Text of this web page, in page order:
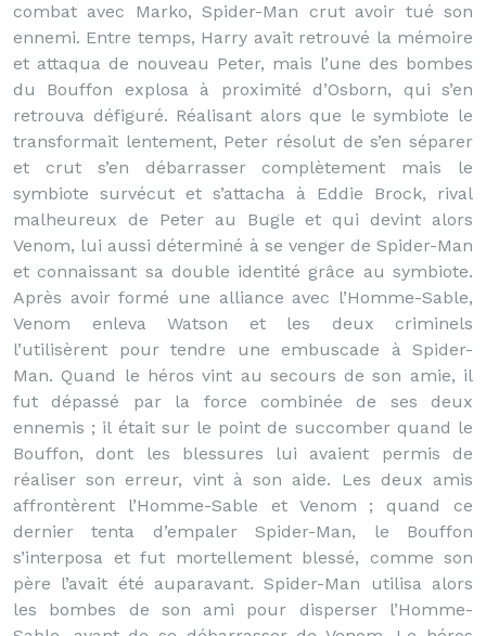
combat avec Marko, Spider-Man crut avoir tué son
ennemi. Entre temps, Harry avait retrouvé la mémoire
et attaqua de nouveau Peter, mais l’une des bombes
du Bouffon explosa à proximité d’Osborn, qui s’en
retrouva défiguré. Réalisant alors que le symbiote le
transformait lentement, Peter résolut de s’en séparer
et crut s’en débarrasser complètement mais le
symbiote survécut et s’attacha à Eddie Brock, rival
malheureux de Peter au Bugle et qui devint alors
Venom, lui aussi déterminé à se venger de Spider-Man
et connaissant sa double identité grâce au symbiote.
Après avoir formé une alliance avec l’Homme-Sable,
Venom enleva Watson et les deux criminels
l’utilisèrent pour tendre une embuscade à Spider-
Man. Quand le héros vint au secours de son amie, il
fut dépassé par la force combinée de ses deux
ennemis ; il était sur le point de succomber quand le
Bouffon, dont les blessures lui avaient permis de
réaliser son erreur, vint à son aide. Les deux amis
affrontèrent l’Homme-Sable et Venom ; quand ce
dernier tenta d’empaler Spider-Man, le Bouffon
s’interposa et fut mortellement blessé, comme son
père l’avait été auparavant. Spider-Man utilisa alors
les bombes de son ami pour disperser l’Homme-